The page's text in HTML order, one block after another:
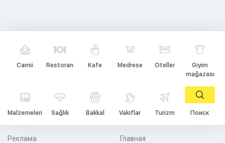
Camii Restoran Kafe Medrese Oteller
Giyim
mağazası
Malzemeleri Sağlık Bakkal Vakıflar Turizm Поиск
Главная
Реклама